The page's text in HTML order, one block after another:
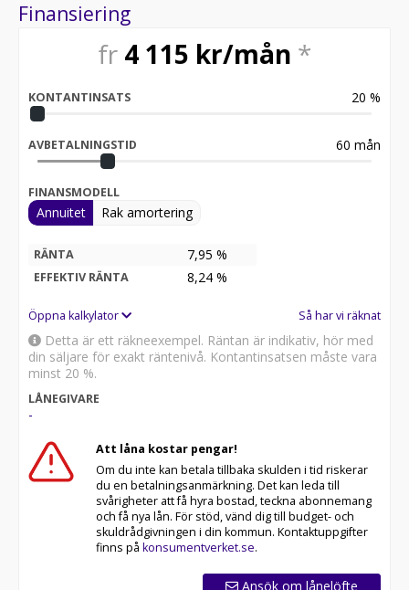
Finansiering
fr 4 115 kr/mån *
KONTANTINSATS 20 %
AVBETALNINGSTID 60 mån
FINANSMODELL
Annuitet Rak amortering
RÄNTA 7,95 %
EFFEKTIV RÄNTA 8,24 %
Öppna kalkylator Så har vi räknat
Detta är ett räkneexempel. Räntan är indikativ, hör med
din säljare för exakt räntenivå. Kontantinsatsen måste vara
minst 20 %.
LÅNEGIVARE
-
Att låna kostar pengar!
Om du inte kan betala tillbaka skulden i tid riskerar
du en betalningsanmärkning. Det kan leda till
svårigheter att få hyra bostad, teckna abonnemang
och få nya lån. För stöd, vänd dig till budget- och
skuldrådgivningen i din kommun. Kontaktuppgifter
finns på konsumentverket.se.
Ansök om lånelöfte